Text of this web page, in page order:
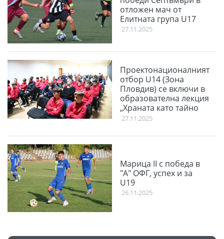
отложен мач от
Елитната група U17
27.11.2025
Проектонационалният
отбор U14 (Зона
Пловдив) се включи в
образователна лекция
„Храната като тайно
оръжие“
27.11.2025
Марица II с победа в
"А" ОФГ, успех и за
U19
26.11.2025